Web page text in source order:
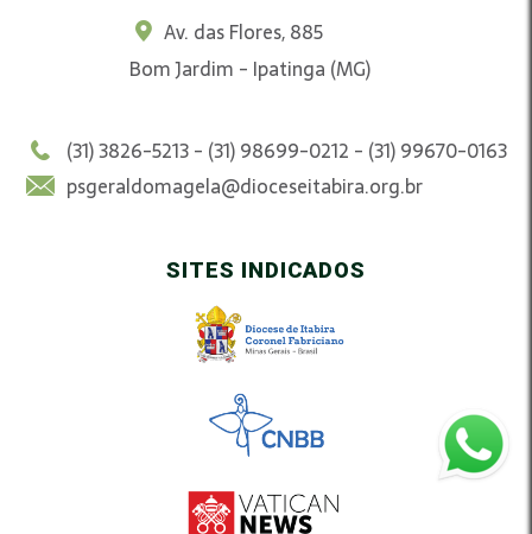
Av. das Flores, 885
Bom Jardim - Ipatinga (MG)
(31) 3826-5213 - (31) 98699-0212 - (31) 99670-0163
psgeraldomagela@dioceseitabira.org.br
SITES INDICADOS